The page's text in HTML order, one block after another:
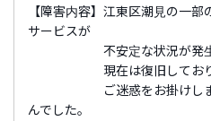
【障害内容】 江東区潮見の一部
サービスが
不安定な状況が発生し
現在は復旧しており
ご迷惑をお掛けしまし
んでした。